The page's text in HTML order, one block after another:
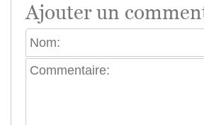
Ajouter un